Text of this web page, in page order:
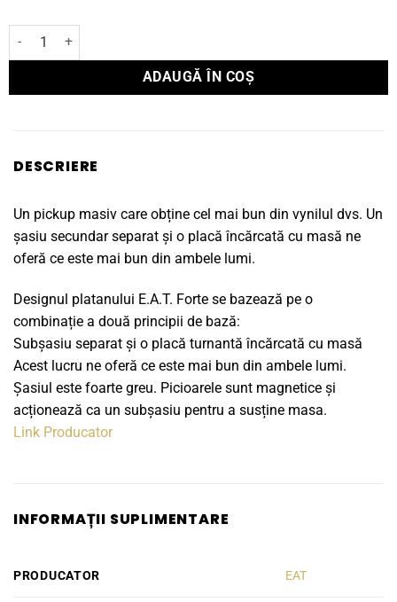
Cantitate Pick-up EAT Forte
ADAUGĂ ÎN COȘ
DESCRIERE
Un pickup masiv care obține cel mai bun din vynilul dvs. Un
șasiu secundar separat și o placă încărcată cu masă ne
oferă ce este mai bun din ambele lumi.
Designul platanului E.A.T. Forte se bazează pe o
combinație a două principii de bază:
Subșasiu separat și o placă turnantă încărcată cu masă
Acest lucru ne oferă ce este mai bun din ambele lumi.
Șasiul este foarte greu. Picioarele sunt magnetice și
acționează ca un subșasiu pentru a susține masa.
Link Producator
INFORMAȚII SUPLIMENTARE
PRODUCATOR EAT